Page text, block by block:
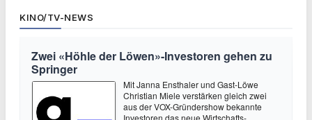
KINO/TV-NEWS
Zwei «Höhle der Löwen»-Investoren gehen zu
Springer
Mit Janna Ensthaler und Gast-Löwe
Christian Miele verstärken gleich zwei
aus der VOX-Gründershow bekannte
Investoren das neue Wirtschafts-